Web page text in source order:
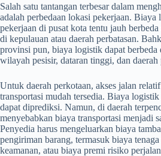
Salah satu tantangan terbesar dalam
adalah perbedaan lokasi pekerjaan.
pekerjaan di pusat kota tentu jauh
di kepulauan atau daerah perbatasan.
provinsi pun, biaya logistik dapat berbeda
wilayah pesisir, dataran tinggi, dan daerah
Untuk daerah perkotaan, akses jalan
transportasi mudah tersedia. Biaya
dapat diprediksi. Namun, di daerah
menyebabkan biaya transportasi menjadi
Penyedia harus mengeluarkan biaya
pengiriman barang, termasuk biaya
keamanan, atau biaya premi risiko